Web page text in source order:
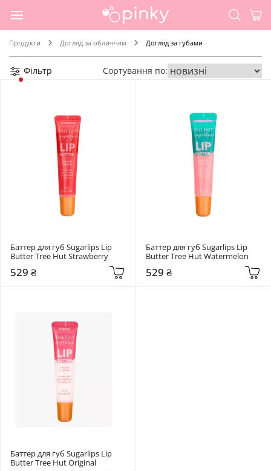
Продукти Догляд за обличчям Догляд за губами
Фільтр Сортування по:
Баттер для губ Sugarlips Lip
Butter Tree Hut Strawberry
529 ₴
Баттер для губ Sugarlips Lip
Butter Tree Hut Watermelon
529 ₴
Баттер для губ Sugarlips Lip
Butter Tree Hut Original